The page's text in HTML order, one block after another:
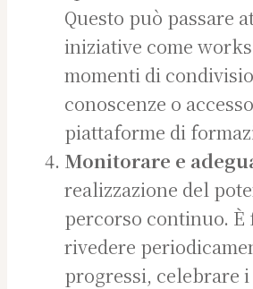
Questo può passare
iniziative come
momenti di
conoscenze o
piattaforme di
Monitorare e
realizzazione del
percorso continuo. È
rivedere
progressi, celebrare i